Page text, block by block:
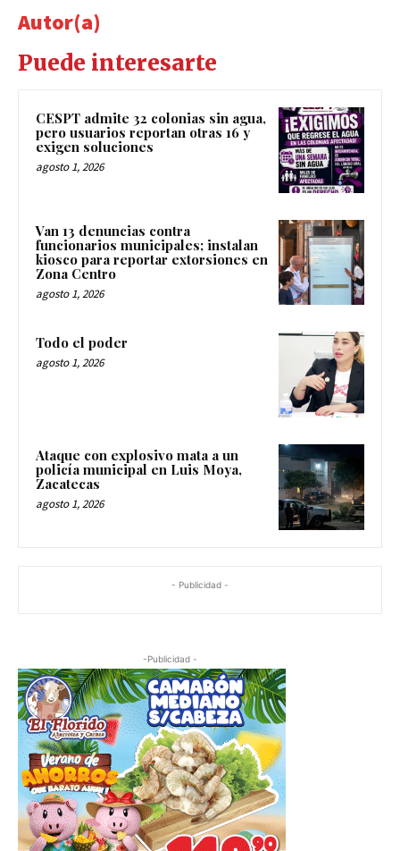
Autor(a)
Puede interesarte
CESPT admite 32 colonias sin agua,
pero usuarios reportan otras 16 y
exigen soluciones
agosto 1, 2026
Van 13 denuncias contra
funcionarios municipales; instalan
kiosco para reportar extorsiones en
Zona Centro
agosto 1, 2026
Todo el poder
agosto 1, 2026
Ataque con explosivo mata a un
policía municipal en Luis Moya,
Zacatecas
agosto 1, 2026
- Publicidad -
-Publicidad -